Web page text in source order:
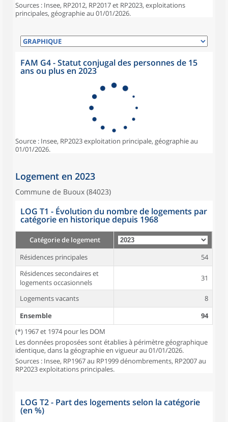
Sources : Insee, RP2012, RP2017 et RP2023, exploitations
principales, géographie au 01/01/2026.
FAM G4 - Statut conjugal des personnes de 15
ans ou plus en 2023
Source : Insee, RP2023 exploitation principale, géographie au
01/01/2026.
Logement en 2023
Commune de Buoux (84023)
LOG T1 - Évolution du nombre de logements par
catégorie en historique depuis 1968
Catégorie de logement
Résidences principales
54
Résidences secondaires et
logements occasionnels
31
Logements vacants
8
Ensemble
94
(*) 1967 et 1974 pour les DOM
Les données proposées sont établies à périmètre géographique
identique, dans la géographie en vigueur au 01/01/2026.
Sources : Insee, RP1967 au RP1999 dénombrements, RP2007 au
RP2023 exploitations principales.
LOG T2 - Part des logements selon la catégorie
(en %)